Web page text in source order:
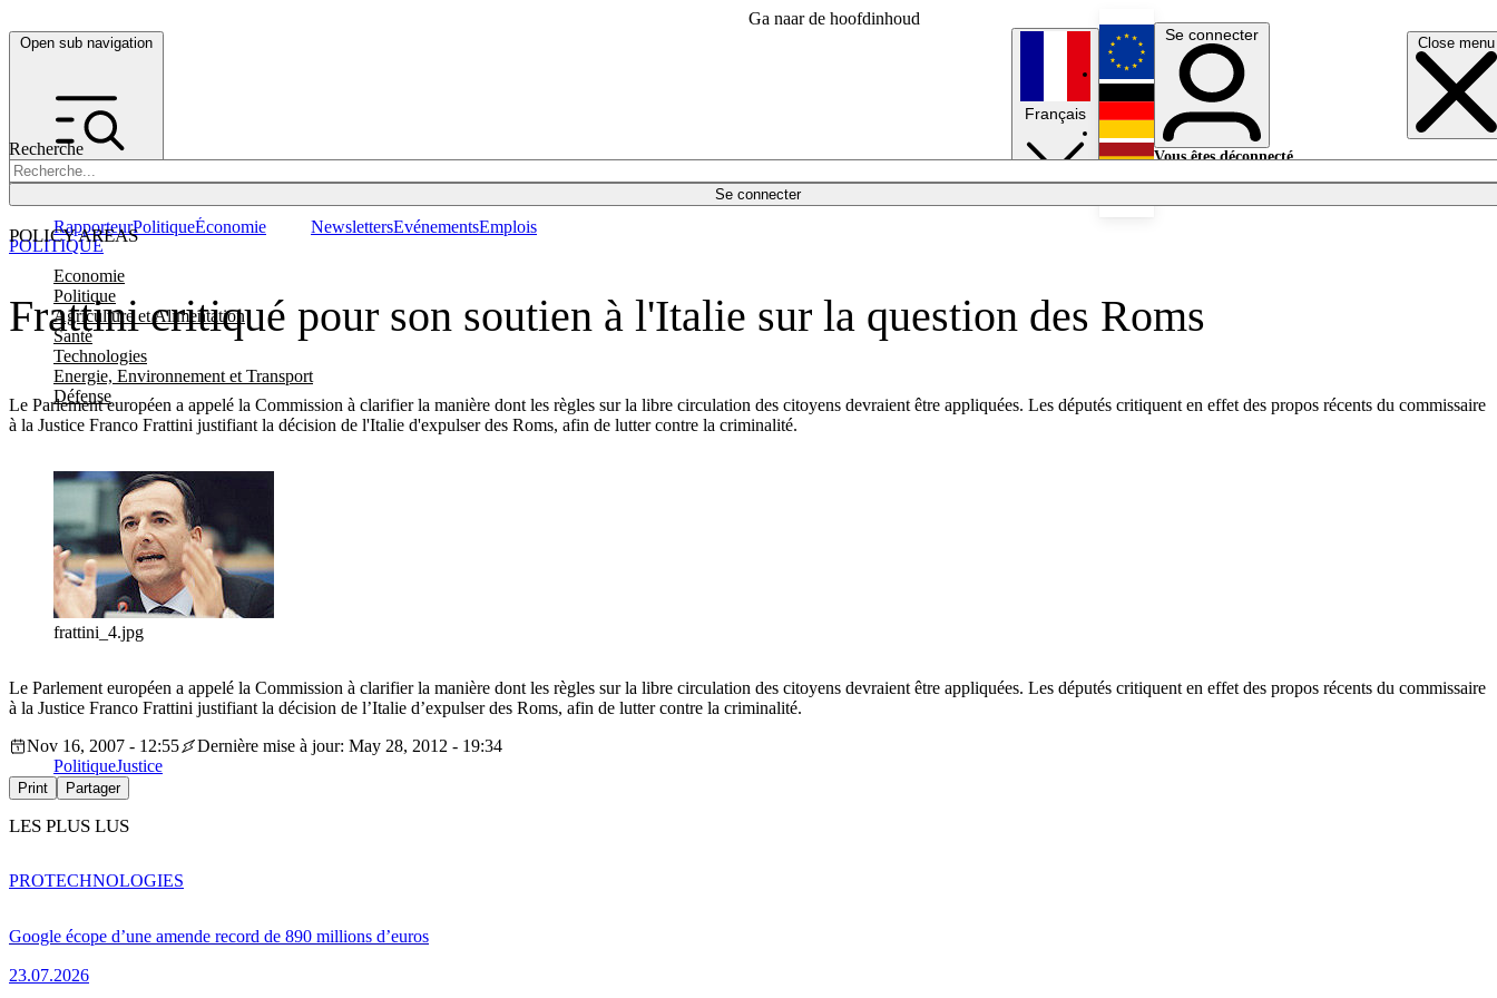
Ga naar de hoofdinhoud
Open sub navigation Close menu
Recherche
Se connecter
POLICY AREAS
Economie
Politique
Agriculture et Alimentation
Santé
Technologies
Energie, Environnement et Transport
Défense
RapporteurPolitiqueÉconomie NewslettersEvénementsEmplois
Français
English
Deutsch
Se connecter
Vous êtes déconnecté.
Frattini critiqué pour son soutien à l'Italie sur la question des Roms
Le Parlement européen a appelé la Commission à clarifier la manière dont les règles sur la libre circulation des citoyens devraient être appliquées. Les députés critiquent en effet des propos récents du commissaire
à la Justice Franco Frattini justifiant la décision de l'Italie d'expulser des Roms, afin de lutter contre la criminalité.
POLITIQUE
frattini_4.jpg
Le Parlement européen a appelé la Commission à clarifier la manière dont les règles sur la libre circulation des citoyens devraient être appliquées. Les députés critiquent en effet des propos récents du commissaire
à la Justice Franco Frattini justifiant la décision de l’Italie d’expulser des Roms, afin de lutter contre la criminalité.
Nov 16, 2007 - 12:55
Dernière mise à jour: May 28, 2012 - 19:34
PolitiqueJustice
Print Partager
LES PLUS LUS
Google écope d’une amende record de 890 millions d’euros
23.07.2026
PROTECHNOLOGIES